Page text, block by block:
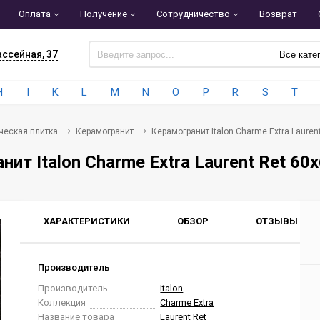
Оплата Получение Сотрудничество Возврат
37 Все
I K L M N O P R S T
плитка Керамогранит Керамогранит Italon Charme Extra
Italon Charme Extra Laurent Ret
ХАРАКТЕРИСТИКИ ОБЗОР ОТЗЫВЫ
Производитель
Производитель
Italon
Коллекция
Charme Extra
Название товара
Laurent Ret